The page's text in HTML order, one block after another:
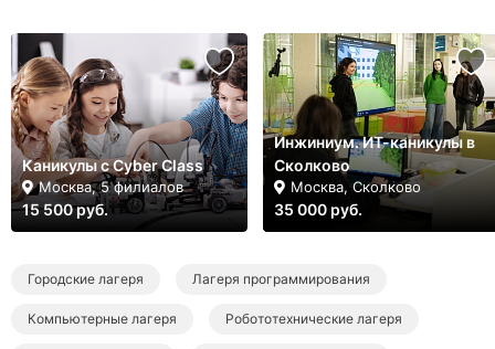
Каникулы с Cyber Class
Москва, 5 филиалов
15 500 руб.
Инжиниум. ИТ-каникулы в
Сколково
Москва, Сколково
35 000 руб.
Городские лагеря Лагеря программирования
Компьютерные лагеря Робототехнические лагеря